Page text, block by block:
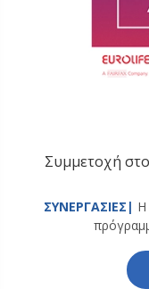
Συμμετοχή
ΣΥΝΕΡΓΑΣΙΕΣ| Η